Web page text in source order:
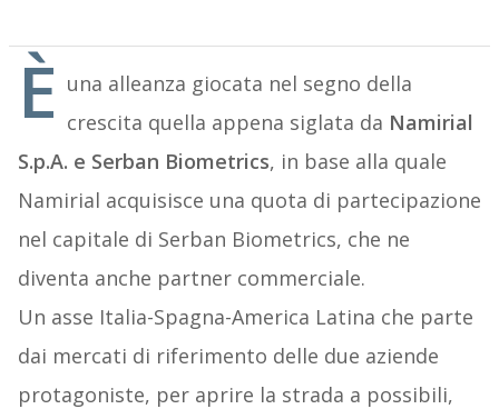
È una alleanza giocata nel segno della
crescita quella appena siglata da Namirial
S.p.A. e Serban Biometrics, in base alla quale
Namirial acquisisce una quota di partecipazione
nel capitale di Serban Biometrics, che ne
diventa anche partner commerciale.
Un asse Italia-Spagna-America Latina che parte
dai mercati di riferimento delle due aziende
protagoniste, per aprire la strada a possibili,